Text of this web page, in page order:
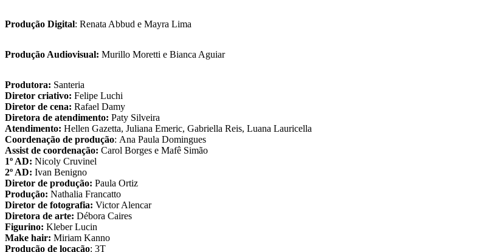
Produção Digital: Renata Abbud e Mayra Lima
Produção Audiovisual: Murillo Moretti e Bianca Aguiar
Produtora: Santeria
Diretor criativo: Felipe Luchi
Diretor de cena: Rafael Damy
Diretora de atendimento: Paty Silveira
Atendimento: Hellen Gazetta, Juliana Emeric, Gabriella Reis, Luana Lauricella
Coordenação de produção: Ana Paula Domingues
Assist de coordenação: Carol Borges e Mafê Simão
1º AD: Nicoly Cruvinel
2º AD: Ivan Benigno
Diretor de produção: Paula Ortiz
Produção: Nathalia Francatto
Diretor de fotografia: Victor Alencar
Diretora de arte: Débora Caires
Figurino: Kleber Lucin
Make hair: Miriam Kanno
Produção de locação: 3T